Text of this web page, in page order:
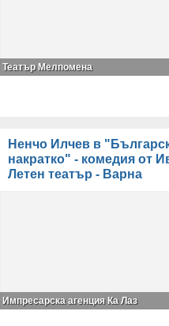
Театър Мелпомена
Ненчо Илчев в
накратко" - комедия от
Летен театър - Варна
Импресарска агенция Ка Лаз